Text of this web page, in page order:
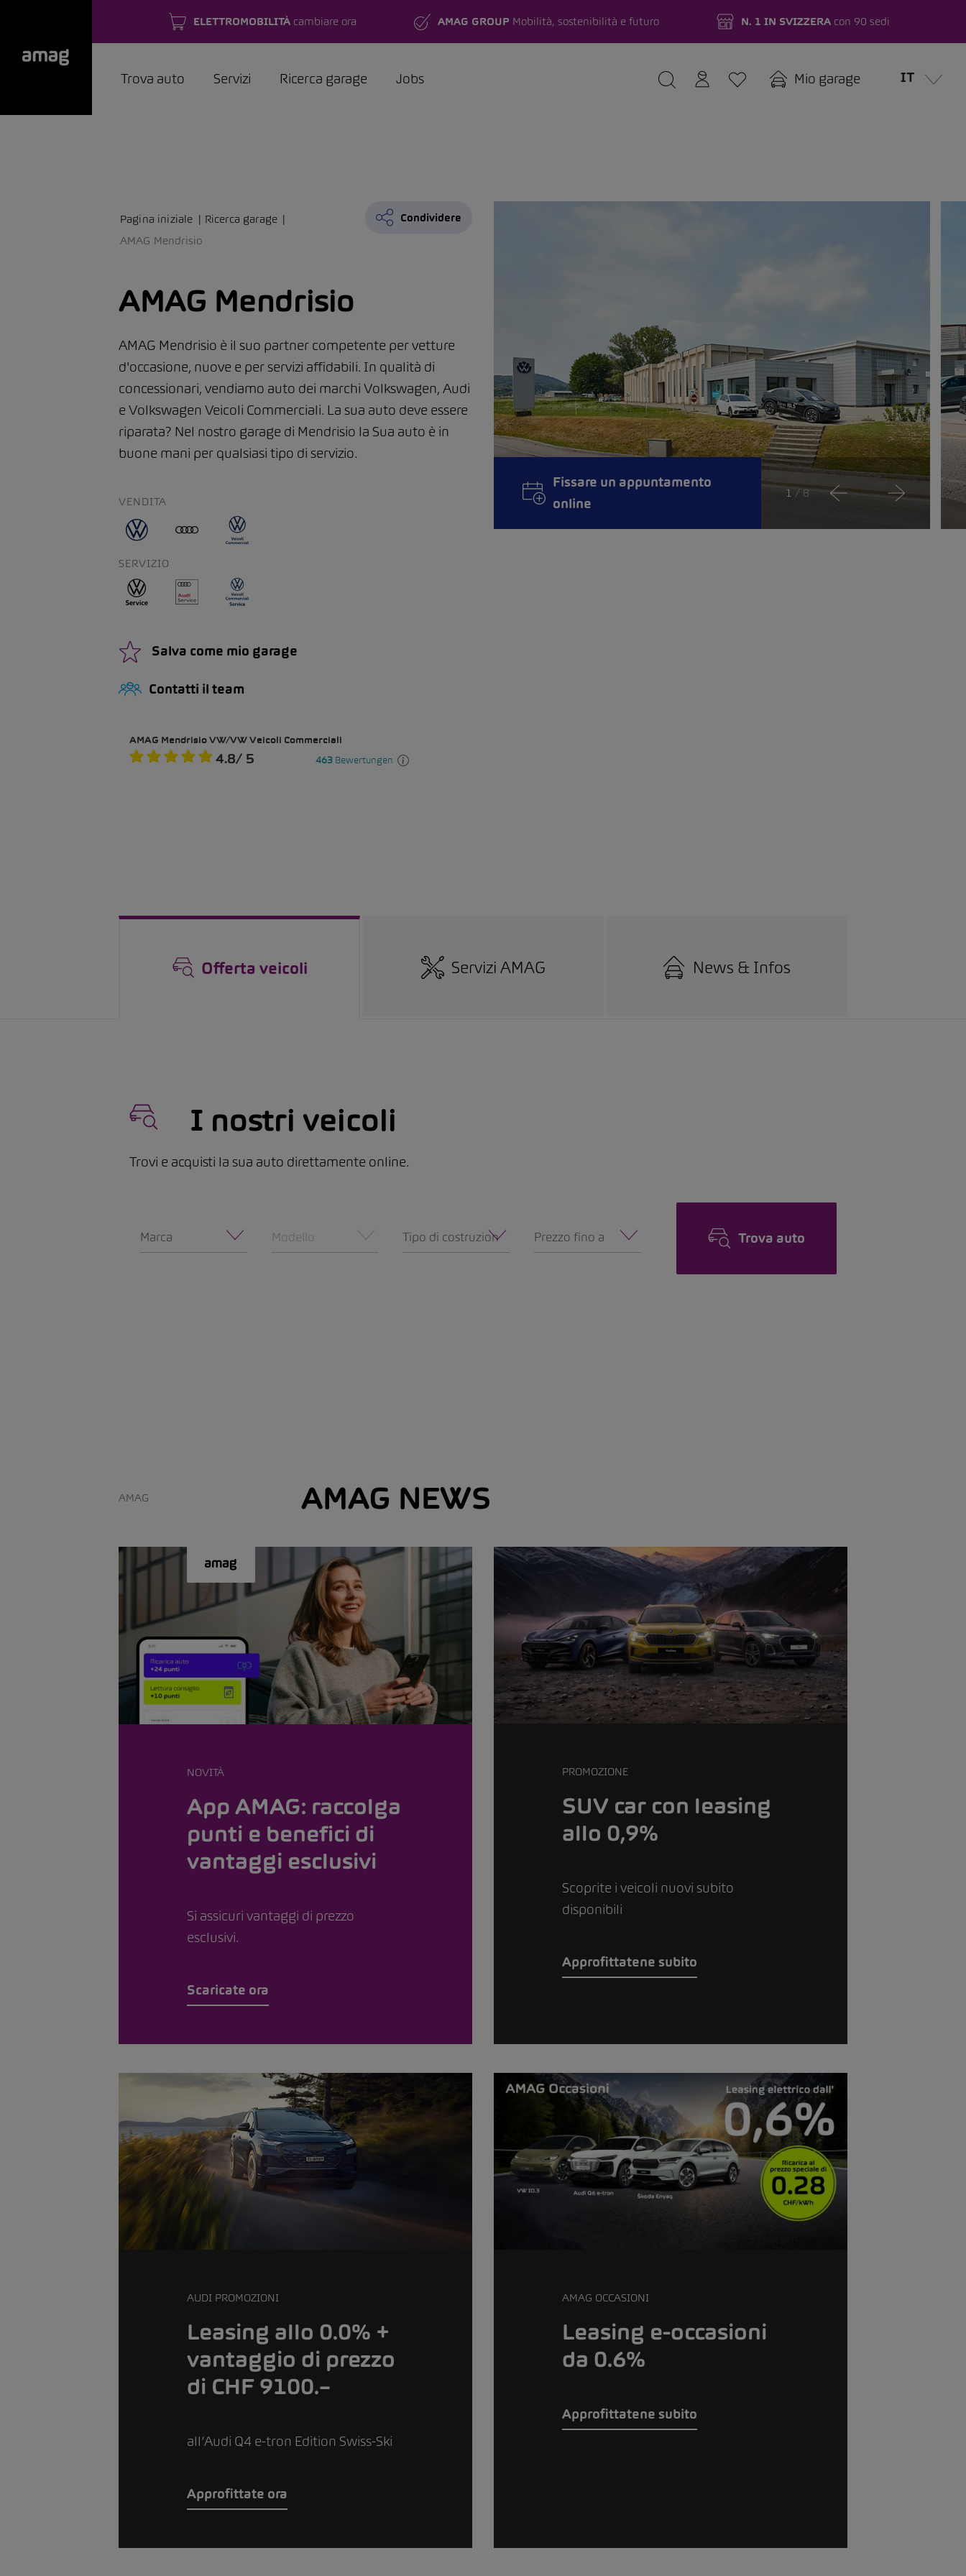
ELETTROMOBILITÀcambiare ora AMAG GROUP Mobilità, sostenibilità e futuro N. 1 IN SVIZZERAcon 90 sedi
Trova auto Servizi Ricerca garage Jobs Mio garage IT
Pagina iniziale
Ricerca garage
AMAG Mendrisio
Condividere
AMAG Mendrisio
AMAG Mendrisio è il suo partner competente per vetture
d'occasione, nuove e per servizi affidabili. In qualità di
concessionari, vendiamo auto dei marchi Volkswagen, Audi
e Volkswagen Veicoli Commerciali. La sua auto deve essere
riparata? Nel nostro garage di Mendrisio la Sua auto è in
buone mani per qualsiasi tipo di servizio.
VENDITA
SERVIZIO
Salva come mio garage
Contatti il team
Fissare un appuntamento
online
1 / 8
Offerta veicoli Servizi AMAG News & Infos
I nostri veicoli
Trovi e acquisti la sua auto direttamente online.
Marca Modello Tipo di costruzione Prezzo fino a Trova auto
AMAG AMAG NEWS
NOVITÀ
App AMAG: raccolga
punti e benefici di
vantaggi esclusivi
Si assicuri vantaggi di prezzo
esclusivi.
Scaricate ora
PROMOZIONE
SUV car con leasing
allo 0,9%
Scoprite i veicoli nuovi subito
disponibili
Approfittatene subito
AUDI PROMOZIONI
Leasing allo 0.0% +
vantaggio di prezzo
di CHF 9100.–
all’Audi Q4 e-tron Edition Swiss-Ski
Approfittate ora
AMAG OCCASIONI
Leasing e-occasioni
da 0.6%
Approfittatene subito